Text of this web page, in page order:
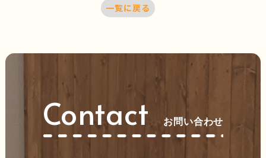
一覧に戻る
Contact お問い合わせ